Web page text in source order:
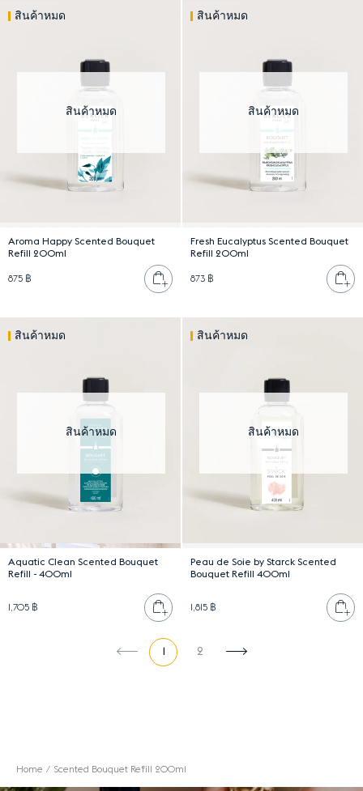
สินค้าหมด
Aroma Happy Scented Bouquet
Refill 200ml
875 ฿ เพิ่มลงตะกร้า
สินค้าหมด
Fresh Eucalyptus Scented Bouquet
Refill 200ml
873 ฿ เ
สินค้าหมด
Aquatic Clean Scented Bouquet
Refill - 400ml
1,705 ฿ เพิ่มลงตะกร้า
สินค้าหมด
Peau de Soie by Starck Scented
Bouquet Refill 400ml
1,815 ฿ เ
2
Home Scented Bouquet Refill 200ml